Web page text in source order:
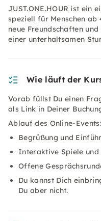
JUST.ONE.HOUR ist ein
speziell für Menschen
neue Freundschaften
einer unterhaltsamen
Wie läuft der
Vorab füllst Du einen
als Link in Deiner
Ablauf des Online-Events:
Begrüßung und
Interaktive Spiele
Offene
Du kannst Dich
Du aber nicht.